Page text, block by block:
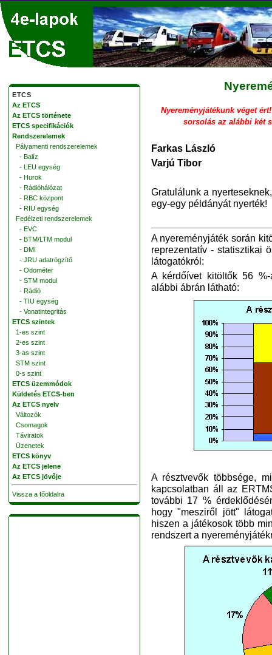
Nyereményjátékunk véget
sorsolás az alábbi két
Farkas László
Varjú Tibor
Gratulálunk a
egy-egy példányát nyerték!
A nyereményjáték során
reprezentatív - statisztikai
látogatókról:
A kérdőívet kitöltők 56
alábbi ábrán látható:
A résztvevők többsége,
kapcsolatban áll az
további 17 %
hogy "mesziről jött"
hiszen a játékosok több
rendszert a
ETCS
Az ETCS
Az ETCS története
ETCS specifikációk
Rendszerelemek
Pályamenti rendszerelemek
- Balíz
- LEU egység
- Hurok
- Rádióhálózat
- RBC központ
- RIU egység
Fedélzeti rendszerelemek
- EVC
- BTM/LTM modul
- DMI
- JRU adatrögzítő
- Odométer
- STM modul
- Rádió
- TIU egység
- Vonatintegritás
ETCS szintek
1-es szint
2-es szint
3-as szint
STM szint
0-s szint
ETCS üzemmódok
Küldetés ETCS-ben
Az ETCS nyelv
Változók
Csomagok
Táviratok
Üzenetek
ETCS könyv
Az ETCS jelene
Az ETCS jövője
Vissza a főoldalra